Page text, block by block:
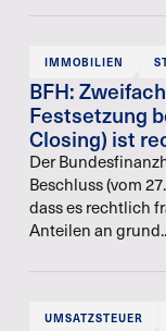
IMMOBILIEN
BFH:
Festsetzung
Closing) ist
Der
Beschluss (vom
dass es rechtlich
Anteilen an
UMSATZSTEUER